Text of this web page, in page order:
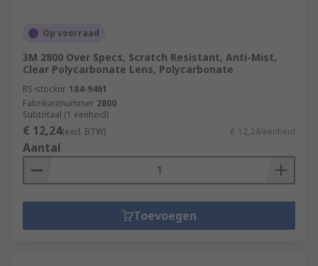
Op voorraad
3M 2800 Over Specs, Scratch Resistant, Anti-Mist,
Clear Polycarbonate Lens, Polycarbonate
RS-stocknr. 184-9461
Fabrikantnummer 2800
Subtotaal (1 eenheid)
€ 12,24(excl. BTW) € 12,24/eenheid
Aantal
Toevoegen